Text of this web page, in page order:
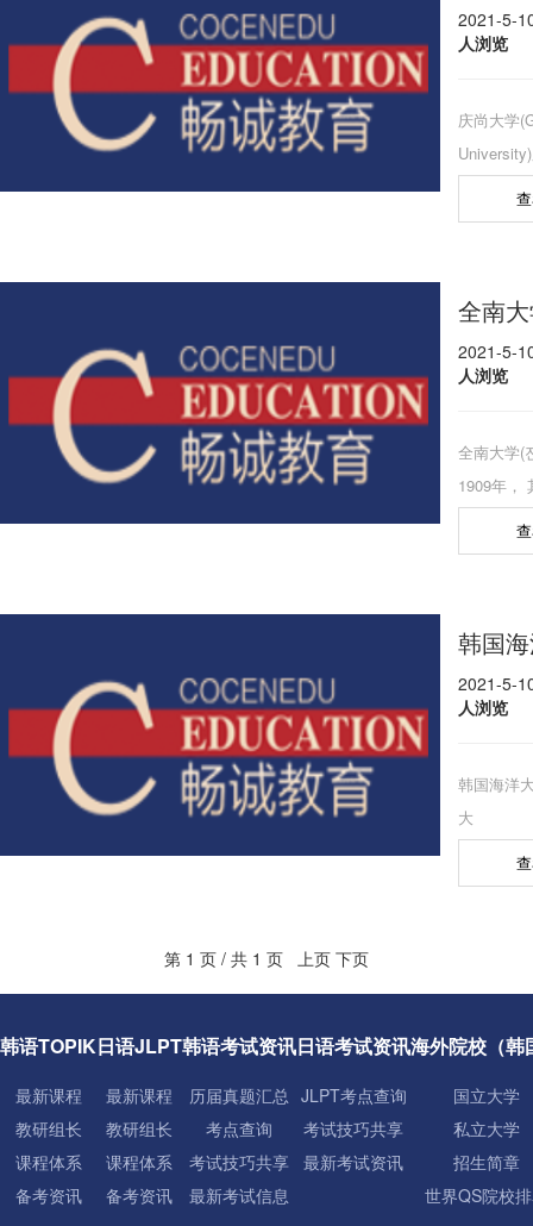
2021-5-
人浏览
庆尚大学
尚南道晋
大学，是
人、职工
全南
2021-5-
人浏览
全南大学(
1909年，
学校·全
月建校，
第4名。
韩国
2021-5-
人浏览
韩国海洋
大
学
坐落于韩
第 1 页 / 共 1 页 上页 下页
韩语TOPIK
最新课程
教研组长
课程体系
备考资讯
日语JLPT
最新课程
教研组长
课程体系
备考资讯
韩语考试资讯
历届真题汇总
考点查询
考试技巧共享
最新考试信息
日语考试资讯
JLPT考点查询
考试技巧共享
最新考试资讯
海外院校（韩
国立大学
私立大学
招生简章
世界QS院校